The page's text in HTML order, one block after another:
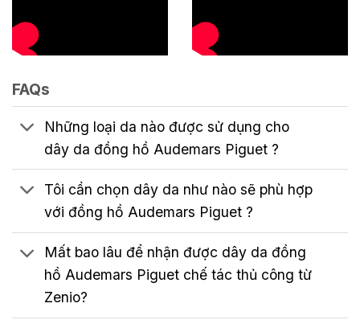
FAQs
Những loại da nào được sử dụng cho
dây da đồng hồ Audemars Piguet ?
Tôi cần chọn dây da như nào sẽ phù hợp
với đồng hồ Audemars Piguet ?
Mất bao lâu để nhận được dây da đồng
hồ Audemars Piguet chế tác thủ công từ
Zenio?